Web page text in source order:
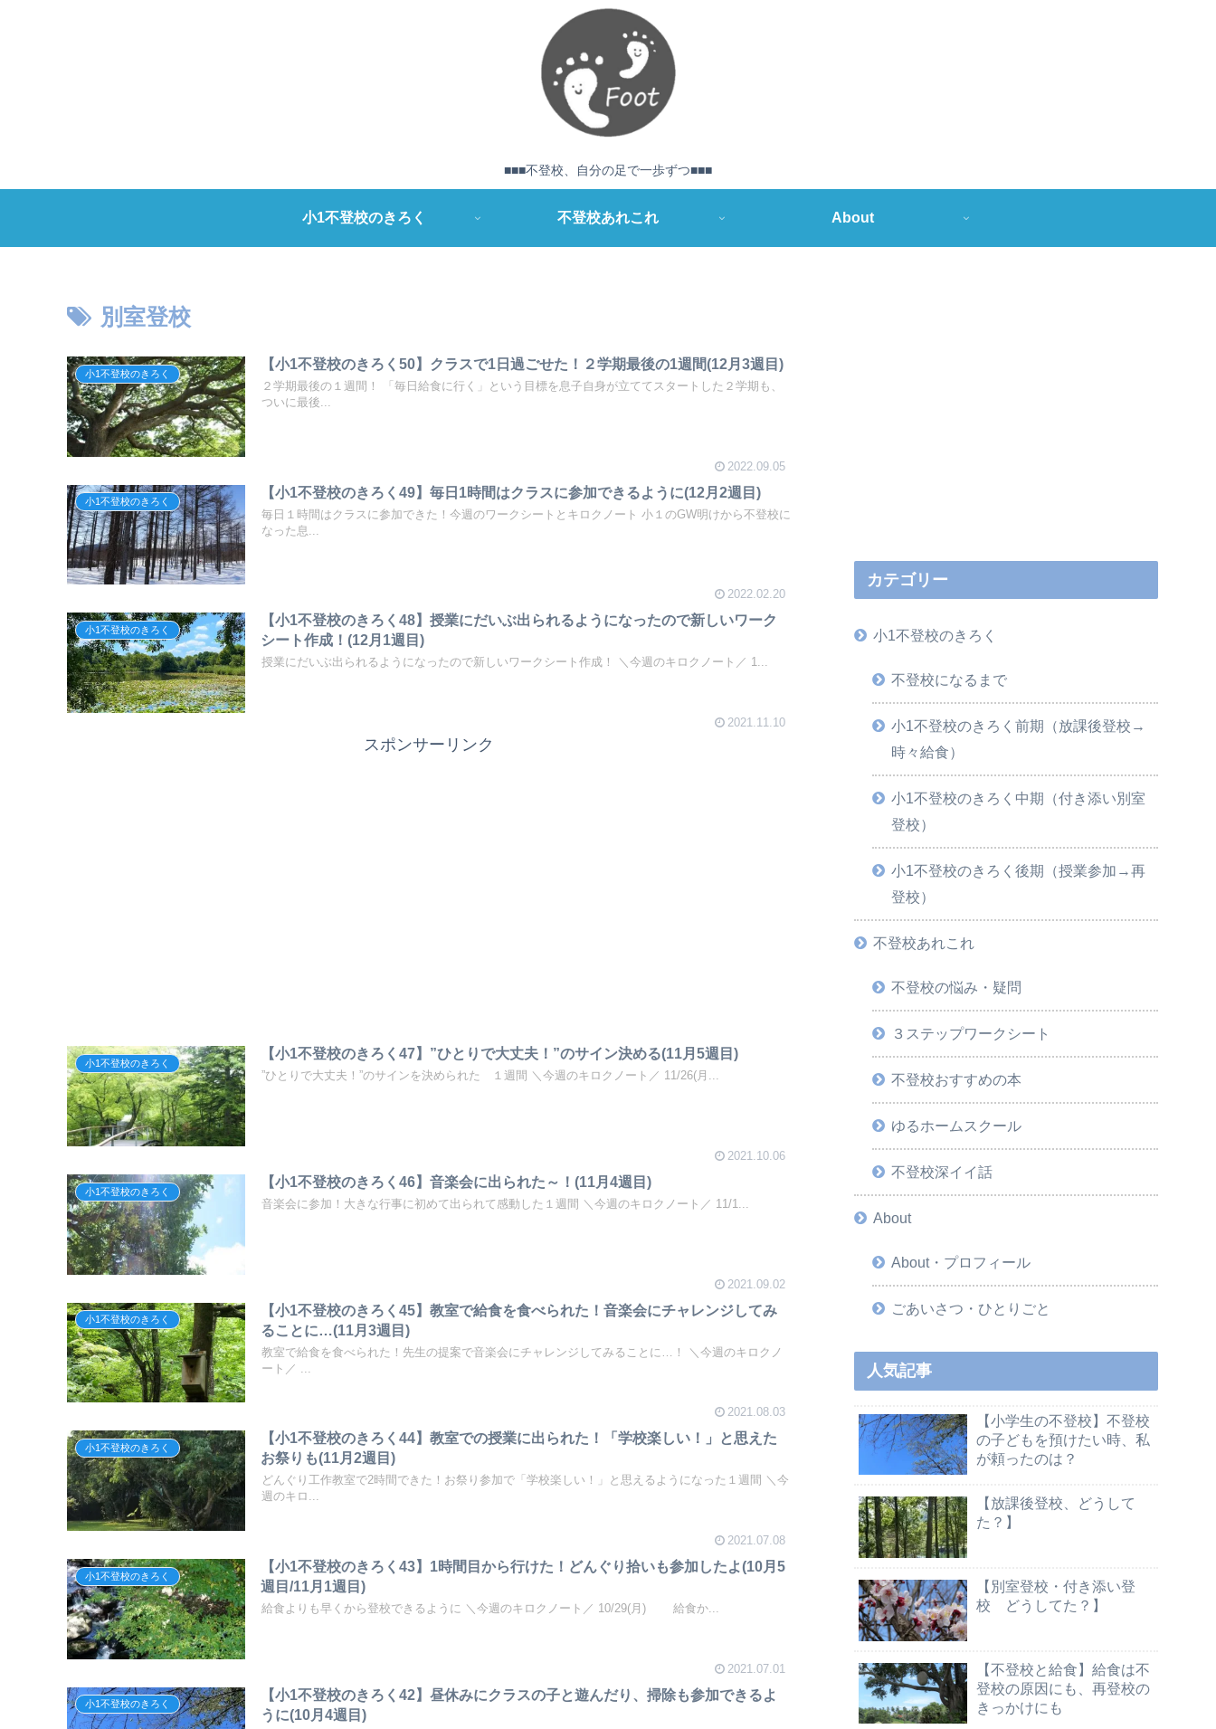
■■■不登校、自分の足で一歩ずつ■■■
小1不登校のきろく 不登校あれこれ About
別室登校
小1不登校のきろく
【小1不登校のきろく50】クラスで1日過ごせた！２学期最後の1週間(12月3週目)
２学期最後の１週間！ 「毎日給食に行く」という目標を息子自身が立ててスタートした２学期も、
ついに最後...
2022.09.05
小1不登校のきろく
【小1不登校のきろく49】毎日1時間はクラスに参加できるように(12月2週目)
毎日１時間はクラスに参加できた！今週のワークシートとキロクノート 小１のGW明けから不登校に
なった息...
2022.02.20
小1不登校のきろく
【小1不登校のきろく48】授業にだいぶ出られるようになったので新しいワーク
シート作成！(12月1週目)
授業にだいぶ出られるようになったので新しいワークシート作成！ ＼今週のキロクノート／ 1...
2021.11.10
スポンサーリンク
小1不登校のきろく
【小1不登校のきろく47】”ひとりで大丈夫！”のサイン決める(11月5週目)
”ひとりで大丈夫！”のサインを決められた １週間 ＼今週のキロクノート／ 11/26(月...
2021.10.06
小1不登校のきろく
【小1不登校のきろく46】音楽会に出られた～！(11月4週目)
音楽会に参加！大きな行事に初めて出られて感動した１週間 ＼今週のキロクノート／ 11/1...
2021.09.02
小1不登校のきろく
【小1不登校のきろく45】教室で給食を食べられた！音楽会にチャレンジしてみ
ることに…(11月3週目)
教室で給食を食べられた！先生の提案で音楽会にチャレンジしてみることに…！ ＼今週のキロクノ
ート／ ...
2021.08.03
小1不登校のきろく
【小1不登校のきろく44】教室での授業に出られた！「学校楽しい！」と思えた
お祭りも(11月2週目)
どんぐり工作教室で2時間できた！お祭り参加で「学校楽しい！」と思えるようになった１週間 ＼今
週のキロ...
2021.07.08
小1不登校のきろく
【小1不登校のきろく43】1時間目から行けた！どんぐり拾いも参加したよ(10月5
週目/11月1週目)
給食よりも早くから登校できるように ＼今週のキロクノート／ 10/29(月) 給食か...
2021.07.01
小1不登校のきろく
【小1不登校のきろく42】昼休みにクラスの子と遊んだり、掃除も参加できるよ
うに(10月4週目)
カテゴリー
小1不登校のきろく
不登校になるまで
小1不登校のきろく前期（放課後登校→
時々給食）
小1不登校のきろく中期（付き添い別室
登校）
小1不登校のきろく後期（授業参加→再
登校）
不登校あれこれ
不登校の悩み・疑問
３ステップワークシート
不登校おすすめの本
ゆるホームスクール
不登校深イイ話
About
About・プロフィール
ごあいさつ・ひとりごと
人気記事
【小学生の不登校】不登校
の子どもを預けたい時、私
が頼ったのは？
【放課後登校、どうして
た？】
【別室登校・付き添い登
校 どうしてた？】
【不登校と給食】給食は不
登校の原因にも、再登校の
きっかけにも